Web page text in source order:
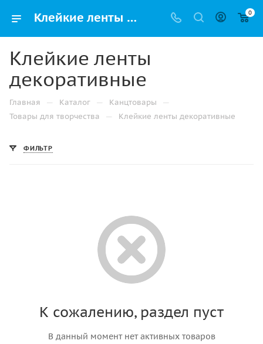
Клейкие ленты декоративные: цены в интернет-магазине в Казани с доставкой 0
Клейкие ленты
декоративные
Главная — Каталог — Канцтовары —
Товары для творчества — Клейкие ленты декоративные
ФИЛЬТР
К сожалению, раздел пуст
В данный момент нет активных товаров